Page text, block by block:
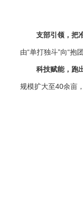
支部引领，把
由“单打独斗”向“抱
科技赋能，跑
规模扩大至40余亩